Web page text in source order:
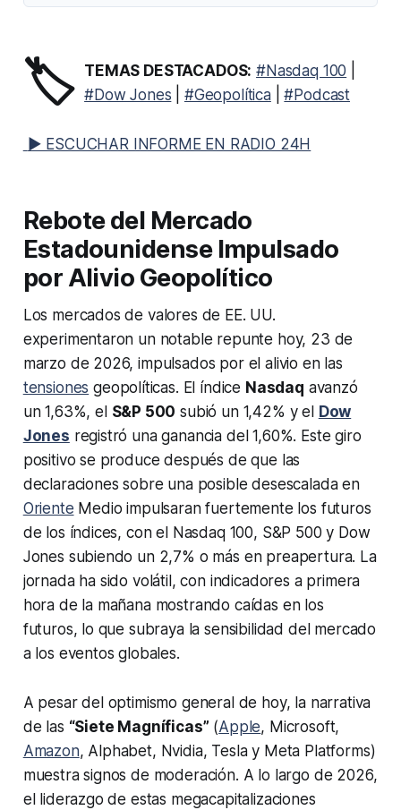
🏷️ TEMAS DESTACADOS: #Nasdaq 100
#Dow Jones
#Geopolítica|#Podcast
▶ ESCUCHAR INFORME EN RADIO 24H
Rebote del Mercado
Estadounidense Impulsado
por Alivio Geopolítico
Los mercados de valores de EE. UU.
experimentaron un notable repunte hoy, 23 de
marzo de 2026, impulsados por el alivio en las
tensiones geopolíticas. El índice Nasdaq avanzó
un 1,63%, el S&P 500 subió un 1,42% y el
Dow
Jones registró una ganancia del 1,60%. Este giro
positivo se produce después de que las
declaraciones sobre una posible desescalada en
Oriente Medio impulsaran fuertemente los futuros
de los índices, con el Nasdaq 100, S&P 500 y Dow
Jones subiendo un 2,7% o más en preapertura. La
jornada ha sido volátil, con indicadores a primera
hora de la mañana mostrando caídas en los
futuros, lo que subraya la sensibilidad del mercado
a los eventos globales.
A pesar del optimismo general de hoy, la narrativa
de las “Siete Magníficas” (Apple, Microsoft,
Amazon, Alphabet, Nvidia, Tesla y Meta Platforms)
muestra signos de moderación. A lo largo de 2026,
el liderazgo de estas megacapitalizaciones